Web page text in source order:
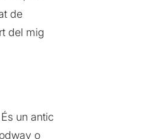
de
del mig
un antic
o